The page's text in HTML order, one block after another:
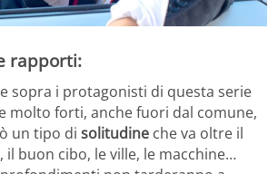
rapporti:
sopra i protagonisti di questa serie
molto forti, anche fuori dal comune,
un tipo di solitudine che va oltre il
il buon cibo, le ville, le macchine…